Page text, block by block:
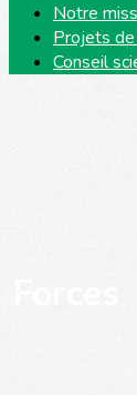
Notre
Projets
Conseil